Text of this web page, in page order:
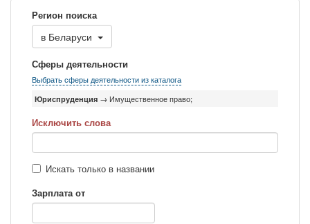
Регион поиска
в Беларуси
Сферы деятельности
Выбрать сферы деятельности из каталога
Юриспруденция → Имущественное право;
Исключить слова
Искать только в названии
Зарплата от